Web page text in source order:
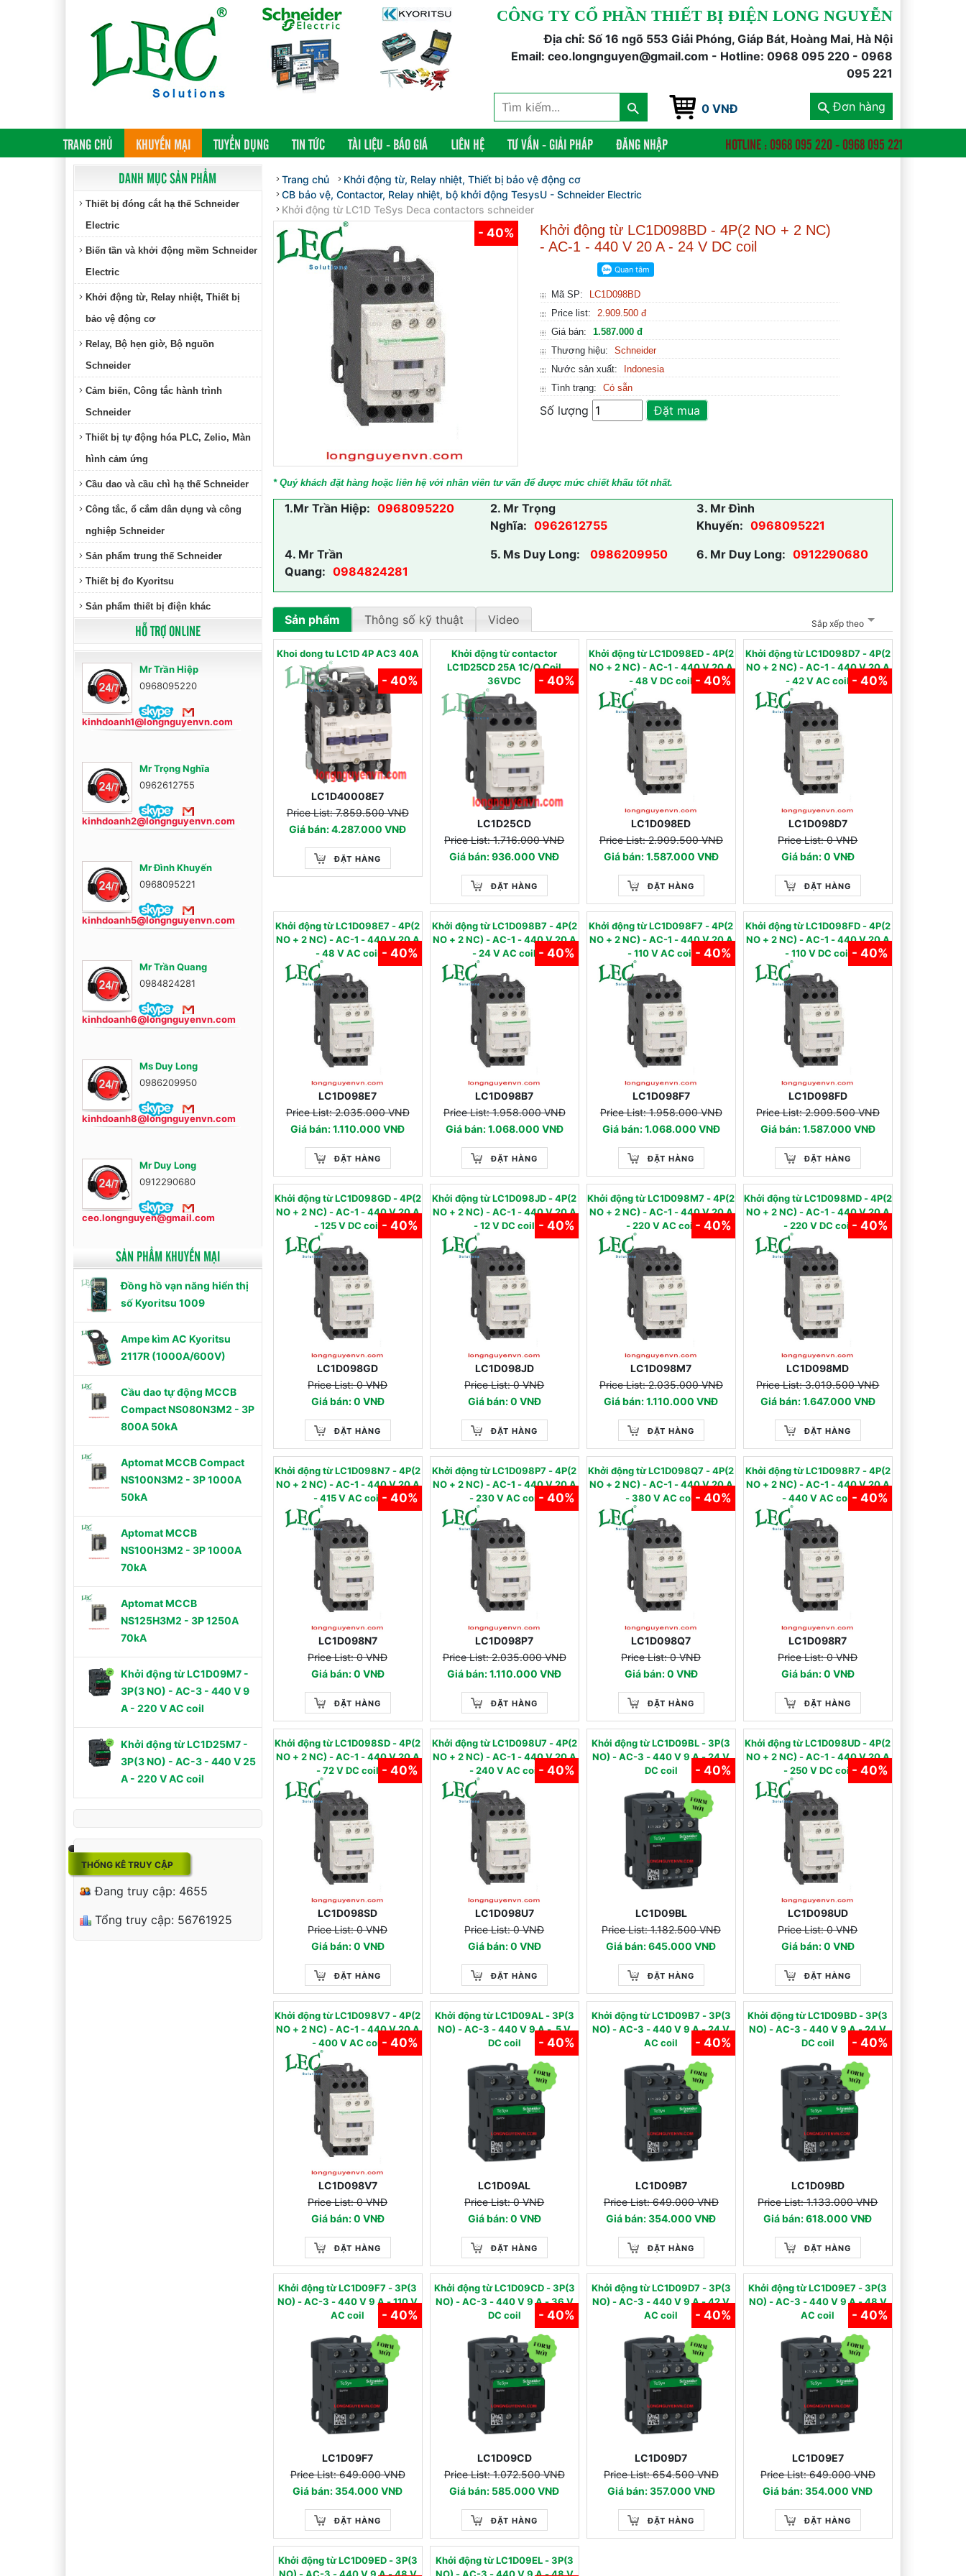
CÔNG TY CỔ PHẦN THIẾT BỊ ĐIỆN LONG NGUYỄN
Địa chỉ: Số 16 ngõ 553 Giải Phóng, Giáp Bát, Hoàng Mai, Hà Nội
Email: ceo.longnguyen@gmail.com - Hotline: 0968 095 220 - 0968
095 221
0 VNĐ Đơn hàng
TRANG CHỦ (CURRENT)
KHUYẾN MẠI TUYỂN DỤNG TIN TỨC TÀI LIỆU - BÁO GIÁ LIÊN HỆ TƯ VẤN - GIẢI PHÁP ĐĂNG NHẬP
HOTLINE : 0968 095 220 - 0968 095 221
DANH MỤC SẢN PHẨM
Thiết bị đóng cắt hạ thế Schneider
Electric
Biến tần và khởi động mềm Schneider
Electric
Khởi động từ, Relay nhiệt, Thiết bị
bảo vệ động cơ
Relay, Bộ hẹn giờ, Bộ nguồn
Schneider
Cảm biến, Công tắc hành trình
Schneider
Thiết bị tự động hóa PLC, Zelio, Màn
hình cảm ứng
Cầu dao và cầu chì hạ thế Schneider
Công tắc, ổ cắm dân dụng và công
nghiệp Schneider
Sản phẩm trung thế Schneider
Thiết bị đo Kyoritsu
Sản phẩm thiết bị điện khác
HỖ TRỢ ONLINE
Mr Trần Hiệp
0968095220
kinhdoanh1@longnguyenvn.com
Mr Trọng Nghĩa
0962612755
kinhdoanh2@longnguyenvn.com
Mr Đình Khuyến
0968095221
kinhdoanh5@longnguyenvn.com
Mr Trần Quang
0984824281
kinhdoanh6@longnguyenvn.com
Ms Duy Long
0986209950
kinhdoanh8@longnguyenvn.com
Mr Duy Long
0912290680
ceo.longnguyen@gmail.com
SẢN PHẨM KHUYẾN MẠI
Đồng hồ vạn năng hiển thị
số Kyoritsu 1009
Ampe kìm AC Kyoritsu
2117R (1000A/600V)
Cầu dao tự động MCCB
Compact NS080N3M2 - 3P
800A 50kA
Aptomat MCCB Compact
NS100N3M2 - 3P 1000A
50kA
Aptomat MCCB
NS100H3M2 - 3P 1000A
70kA
Aptomat MCCB
NS125H3M2 - 3P 1250A
70kA
Khởi động từ LC1D09M7 -
3P(3 NO) - AC-3 - 440 V 9
A - 220 V AC coil
Khởi động từ LC1D25M7 -
3P(3 NO) - AC-3 - 440 V 25
A - 220 V AC coil
THỐNG KÊ TRUY CẬP
Đang truy cập: 4655
Tổng truy cập: 56761925
Trang chủ
Khởi động từ, Relay nhiệt, Thiết bị bảo vệ động cơ
CB bảo vệ, Contactor, Relay nhiệt, bộ khởi động TesysU - Schneider Electric
Khởi động từ LC1D TeSys Deca contactors schneider
- 40%
Khởi động từ LC1D098BD - 4P(2 NO + 2 NC)
- AC-1 - 440 V 20 A - 24 V DC coil
Mã SP:
LC1D098BD
Price list:
2.909.500 đ
Giá bán:
1.587.000 đ
Thương hiệu:
Schneider
Nước sản xuất:
Indonesia
Tình trạng:
Có sẵn
Số lượng Đặt mua
* Quý khách đặt hàng hoặc liên hệ với nhân viên tư vấn để được mức chiết khấu tốt nhất.
1.Mr Trần Hiệp: 0968095220 2. Mr Trọng
Nghĩa: 0962612755
3. Mr Đình
Khuyến: 0968095221
4.Mr Trần
Quang: 0984824281
5. Ms Duy Long: 0986209950 6. Mr Duy Long: 0912290680
Sản phẩm Thông số kỹ thuật Video Sắp xếp theo
Khoi dong tu LC1D 4P AC3 40A
LC1D40008E7
Price List: 7.859.500 VNĐ
Giá bán: 4.287.000 VNĐ
ĐẶT HÀNG
- 40%
Khởi động từ contactor
LC1D25CD 25A 1C/O Coil
36VDC
LC1D25CD
Price List: 1.716.000 VNĐ
Giá bán: 936.000 VNĐ
ĐẶT HÀNG
- 40%
Khởi động từ LC1D098ED - 4P(2
NO + 2 NC) - AC-1 - 440 V 20 A
- 48 V DC coil
LC1D098ED
Price List: 2.909.500 VNĐ
Giá bán: 1.587.000 VNĐ
ĐẶT HÀNG
- 40%
Khởi động từ LC1D098D7 - 4P(2
NO + 2 NC) - AC-1 - 440 V 20 A
- 42 V AC coil
LC1D098D7
Price List: 0 VNĐ
Giá bán: 0 VNĐ
ĐẶT HÀNG
- 40%
Khởi động từ LC1D098E7 - 4P(2
NO + 2 NC) - AC-1 - 440 V 20 A
- 48 V AC coil
LC1D098E7
Price List: 2.035.000 VNĐ
Giá bán: 1.110.000 VNĐ
ĐẶT HÀNG
- 40%
Khởi động từ LC1D098B7 - 4P(2
NO + 2 NC) - AC-1 - 440 V 20 A
- 24 V AC coil
LC1D098B7
Price List: 1.958.000 VNĐ
Giá bán: 1.068.000 VNĐ
ĐẶT HÀNG
- 40%
Khởi động từ LC1D098F7 - 4P(2
NO + 2 NC) - AC-1 - 440 V 20 A
- 110 V AC coil
LC1D098F7
Price List: 1.958.000 VNĐ
Giá bán: 1.068.000 VNĐ
ĐẶT HÀNG
- 40%
Khởi động từ LC1D098FD - 4P(2
NO + 2 NC) - AC-1 - 440 V 20 A
- 110 V DC coil
LC1D098FD
Price List: 2.909.500 VNĐ
Giá bán: 1.587.000 VNĐ
ĐẶT HÀNG
- 40%
Khởi động từ LC1D098GD - 4P(2
NO + 2 NC) - AC-1 - 440 V 20 A
- 125 V DC coil
LC1D098GD
Price List: 0 VNĐ
Giá bán: 0 VNĐ
ĐẶT HÀNG
- 40%
Khởi động từ LC1D098JD - 4P(2
NO + 2 NC) - AC-1 - 440 V 20 A
- 12 V DC coil
LC1D098JD
Price List: 0 VNĐ
Giá bán: 0 VNĐ
ĐẶT HÀNG
- 40%
Khởi động từ LC1D098M7 - 4P(2
NO + 2 NC) - AC-1 - 440 V 20 A
- 220 V AC coil
LC1D098M7
Price List: 2.035.000 VNĐ
Giá bán: 1.110.000 VNĐ
ĐẶT HÀNG
- 40%
Khởi động từ LC1D098MD - 4P(2
NO + 2 NC) - AC-1 - 440 V 20 A
- 220 V DC coil
LC1D098MD
Price List: 3.019.500 VNĐ
Giá bán: 1.647.000 VNĐ
ĐẶT HÀNG
- 40%
Khởi động từ LC1D098N7 - 4P(2
NO + 2 NC) - AC-1 - 440 V 20 A
- 415 V AC coil
LC1D098N7
Price List: 0 VNĐ
Giá bán: 0 VNĐ
ĐẶT HÀNG
- 40%
Khởi động từ LC1D098P7 - 4P(2
NO + 2 NC) - AC-1 - 440 V 20 A
- 230 V AC coil
LC1D098P7
Price List: 2.035.000 VNĐ
Giá bán: 1.110.000 VNĐ
ĐẶT HÀNG
- 40%
Khởi động từ LC1D098Q7 - 4P(2
NO + 2 NC) - AC-1 - 440 V 20 A
- 380 V AC coil
LC1D098Q7
Price List: 0 VNĐ
Giá bán: 0 VNĐ
ĐẶT HÀNG
- 40%
Khởi động từ LC1D098R7 - 4P(2
NO + 2 NC) - AC-1 - 440 V 20 A
- 440 V AC coil
LC1D098R7
Price List: 0 VNĐ
Giá bán: 0 VNĐ
ĐẶT HÀNG
- 40%
Khởi động từ LC1D098SD - 4P(2
NO + 2 NC) - AC-1 - 440 V 20 A
- 72 V DC coil
LC1D098SD
Price List: 0 VNĐ
Giá bán: 0 VNĐ
ĐẶT HÀNG
- 40%
Khởi động từ LC1D098U7 - 4P(2
NO + 2 NC) - AC-1 - 440 V 20 A
- 240 V AC coil
LC1D098U7
Price List: 0 VNĐ
Giá bán: 0 VNĐ
ĐẶT HÀNG
- 40%
Khởi động từ LC1D09BL - 3P(3
NO) - AC-3 - 440 V 9 A - 24 V
DC coil
LC1D09BL
Price List: 1.182.500 VNĐ
Giá bán: 645.000 VNĐ
ĐẶT HÀNG
- 40%
Khởi động từ LC1D098UD - 4P(2
NO + 2 NC) - AC-1 - 440 V 20 A
- 250 V DC coil
LC1D098UD
Price List: 0 VNĐ
Giá bán: 0 VNĐ
ĐẶT HÀNG
- 40%
Khởi động từ LC1D098V7 - 4P(2
NO + 2 NC) - AC-1 - 440 V 20 A
- 400 V AC coil
LC1D098V7
Price List: 0 VNĐ
Giá bán: 0 VNĐ
ĐẶT HÀNG
- 40%
Khởi động từ LC1D09AL - 3P(3
NO) - AC-3 - 440 V 9 A - 5 V
DC coil
LC1D09AL
Price List: 0 VNĐ
Giá bán: 0 VNĐ
ĐẶT HÀNG
- 40%
Khởi động từ LC1D09B7 - 3P(3
NO) - AC-3 - 440 V 9 A - 24 V
AC coil
LC1D09B7
Price List: 649.000 VNĐ
Giá bán: 354.000 VNĐ
ĐẶT HÀNG
- 40%
Khởi động từ LC1D09BD - 3P(3
NO) - AC-3 - 440 V 9 A - 24 V
DC coil
LC1D09BD
Price List: 1.133.000 VNĐ
Giá bán: 618.000 VNĐ
ĐẶT HÀNG
- 40%
Khởi động từ LC1D09F7 - 3P(3
NO) - AC-3 - 440 V 9 A - 110 V
AC coil
LC1D09F7
Price List: 649.000 VNĐ
Giá bán: 354.000 VNĐ
ĐẶT HÀNG
- 40%
Khởi động từ LC1D09CD - 3P(3
NO) - AC-3 - 440 V 9 A - 36 V
DC coil
LC1D09CD
Price List: 1.072.500 VNĐ
Giá bán: 585.000 VNĐ
ĐẶT HÀNG
- 40%
Khởi động từ LC1D09D7 - 3P(3
NO) - AC-3 - 440 V 9 A - 42 V
AC coil
LC1D09D7
Price List: 654.500 VNĐ
Giá bán: 357.000 VNĐ
ĐẶT HÀNG
- 40%
Khởi động từ LC1D09E7 - 3P(3
NO) - AC-3 - 440 V 9 A - 48 V
AC coil
LC1D09E7
Price List: 649.000 VNĐ
Giá bán: 354.000 VNĐ
ĐẶT HÀNG
- 40%
Khởi động từ LC1D09ED - 3P(3
Khởi động từ LC1D09EL - 3P(3